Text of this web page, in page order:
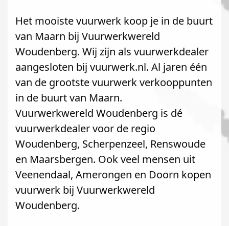
Het mooiste vuurwerk koop je in de buurt
van Maarn bij Vuurwerkwereld
Woudenberg. Wij zijn als vuurwerkdealer
aangesloten bij vuurwerk.nl. Al jaren één
van de grootste vuurwerk verkooppunten
in de buurt van Maarn.
Vuurwerkwereld Woudenberg is dé
vuurwerkdealer voor de regio
Woudenberg, Scherpenzeel, Renswoude
en Maarsbergen. Ook veel mensen uit
Veenendaal, Amerongen en Doorn kopen
vuurwerk bij Vuurwerkwereld
Woudenberg.